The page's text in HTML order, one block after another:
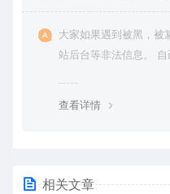
大家如果遇到被黑，被
站后台等非法信息。
查看详情
相关文章